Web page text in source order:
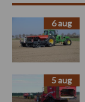
Sidebar
6 aug
5 aug